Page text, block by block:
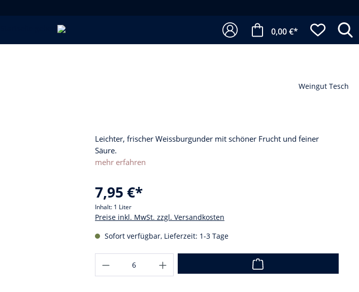
0,00 €*
Weingut Tesch
Leichter, frischer Weissburgunder mit schöner Frucht und feiner
Säure.
mehr erfahren
7,95 €*
Inhalt: 1 Liter
Preise inkl. MwSt. zzgl. Versandkosten
Sofort verfügbar, Lieferzeit: 1-3 Tage